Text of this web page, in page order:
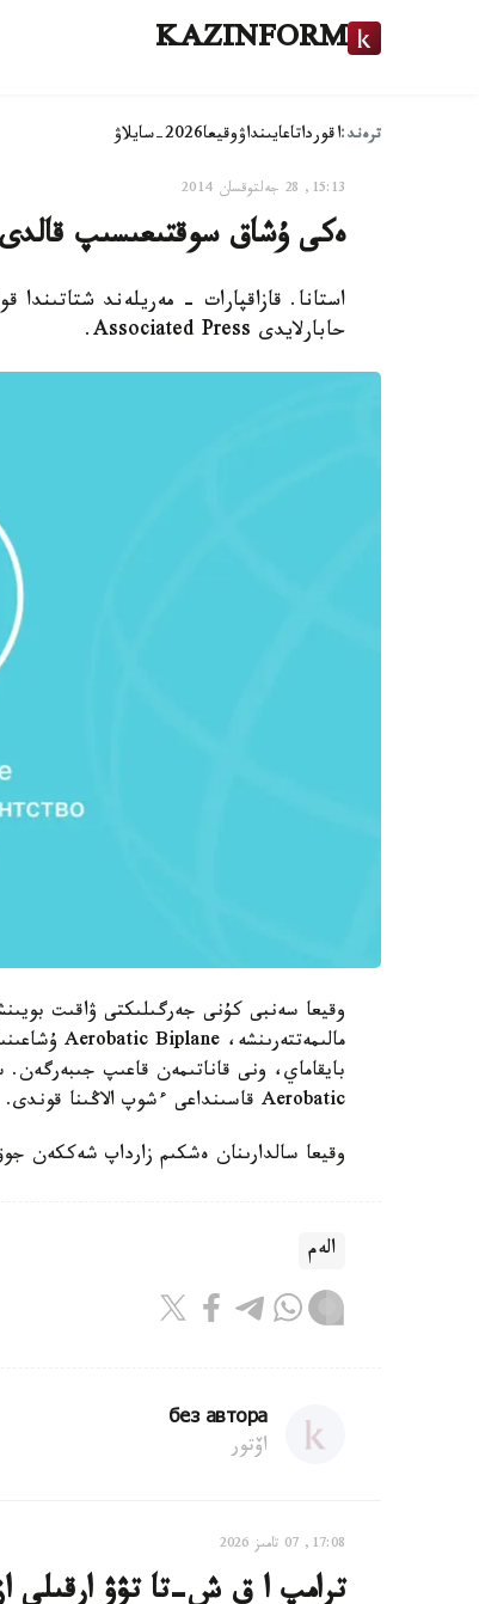
KAZINFORM
ترەند:اقورداتاعايىنداۋوقيعا2026-سايلاۋ
15:13, 28 جەلتوقسان 2014
ەكى ۇشاق سوقتىعىسىپ قالدى
استانا. قازاقپارات - مەريلەند
حابارلايدى Associated Press.
Aerobatic قاسىنداعى ءشوپ الاڭىنا قوندى.
وقيعا سالدارىنان ەشكىم زارداپ شەككەن
الەم
без автора
اۆتور
17:08, 07 تامىز 2026
ترامپ ا ق ش-تا تۋۋ ارقىلى